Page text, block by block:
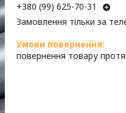
+380 (99) 625-70-31
Замовлення тільки за
повернення товару